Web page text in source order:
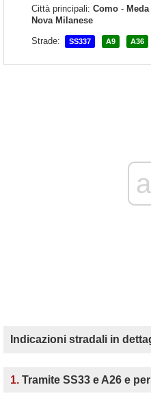
Città principali: Como - Meda
Nova Milanese
Strade:
SS337 A9 A36
Indicazioni stradali in
1. Tramite SS33 e A26 e